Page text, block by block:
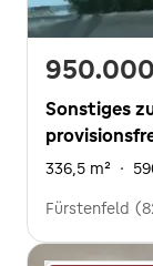
Sonstiges
336,5 m² ·
Fürstenfeld